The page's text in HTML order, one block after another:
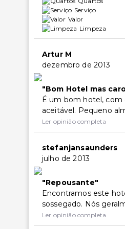
Serviço
Valor
Limpeza
Artur M
dezembro de 2013
Bom Hotel mas
É um bom hotel, com
aceitável. Pequeno
Ler opinião completa
stefanjansaunders
julho de 2013
Repousante
Encontramos este
sossegado. Nós
Ler opinião completa